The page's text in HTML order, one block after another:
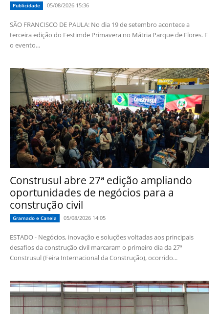
Publicidade 05/08/2026 15:36
SÃO FRANCISCO DE PAULA: No dia 19 de setembro acontece a
terceira edição do Festimde Primavera no Mátria Parque de Flores. E
o evento...
Construsul abre 27ª edição ampliando
oportunidades de negócios para a
construção civil
Gramado e Canela 05/08/2026 14:05
ESTADO - Negócios, inovação e soluções voltadas aos principais
desafios da construção civil marcaram o primeiro dia da 27ª
Construsul (Feira Internacional da Construção), ocorrido...